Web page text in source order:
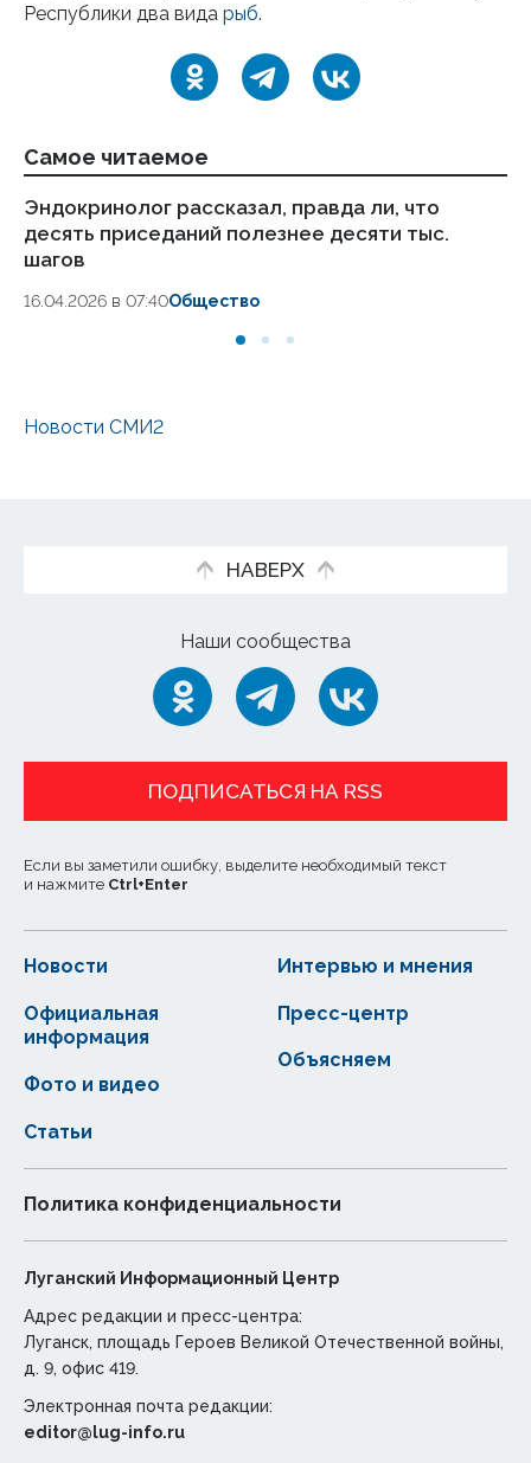
Республики два вида рыб.
Самое читаемое
Эндокринолог рассказал, правда ли, что
десять приседаний полезнее десяти тыс.
шагов
16.04.2026 в 07:40Общество
Новости СМИ2
НАВЕРХ
Наши сообщества
ПОДПИСАТЬСЯ НА RSS
Если вы заметили ошибку, выделите необходимый текст
и нажмите Ctrl+Enter
Новости
Статьи
Официальная
информация
Интервью и мнения
Фото и видео
Пресс-центр
Объясняем
Политика конфиденциальности
Луганский Информационный Центр
Адрес редакции и пресс-центра:
Луганск, площадь Героев Великой Отечественной войны,
д. 9, офис 419.
Электронная почта редакции:
editor@lug-info.ru